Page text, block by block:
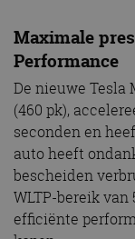
Maximale
Performance
De nieuwe Tesla
(460 pk),
seconden en
auto heeft
bescheiden
WLTP-bereik
efficiënte